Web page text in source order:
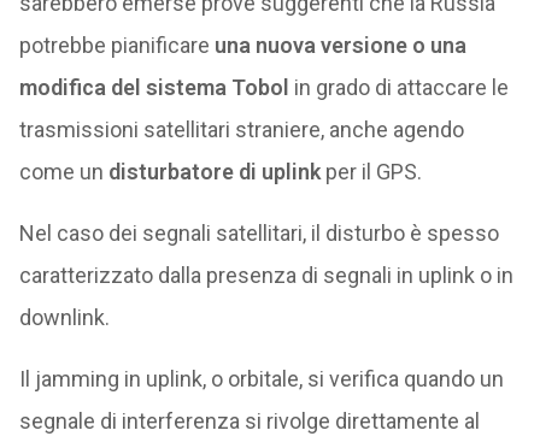
potrebbe pianificare una nuova versione o una
modifica del sistema Tobol in grado di attaccare le
trasmissioni satellitari straniere, anche agendo
come un disturbatore di uplinkper il GPS.
Nel caso dei segnali satellitari, il disturbo è spesso
caratterizzato dalla presenza di segnali in uplink o in
downlink.
Il jamming in uplink, o orbitale, si verifica quando un
segnale di interferenza si rivolge direttamente al